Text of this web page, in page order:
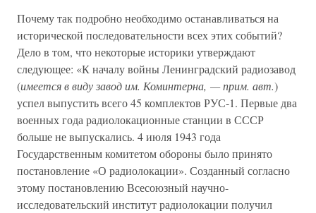
Почему так подробно необходимо останавливаться на
исторической последовательности всех этих событий?
Дело в том, что некоторые историки утверждают
следующее: «К началу войны Ленинградский радиозавод
(имеется в виду завод им. Коминтерна, — прим. авт.)
успел выпустить всего 45 комплектов РУС-1. Первые два
военных года радиолокационные станции в СССР
больше не выпускались. 4 июля 1943 года
Государственным комитетом обороны было принято
постановление «О радиолокации». Созданный согласно
этому постановлению Всесоюзный научно-
исследовательский институт радиолокации получил